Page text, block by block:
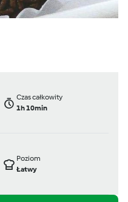
Czas całkowity
1h 10min
Poziom
Łatwy